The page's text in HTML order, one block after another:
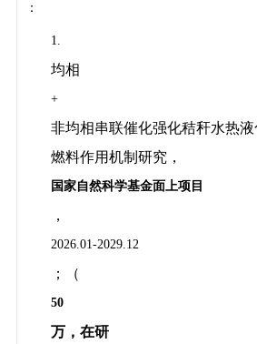
：
1.
均相
+
非均相串联催化强化秸秆水热
燃料作用机制研究，
国家自然科学基金面上项目
，
2026.01-2029.12
；（
50
万，在研